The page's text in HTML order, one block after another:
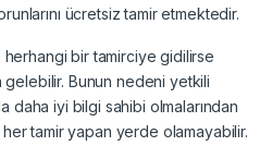
ücretsiz tamir etmektedir.
herhangi bir tamirciye gidilirse
Bunun nedeni yetkili
daha iyi bilgi sahibi olmalarından
her tamir yapan yerde olamayabilir.